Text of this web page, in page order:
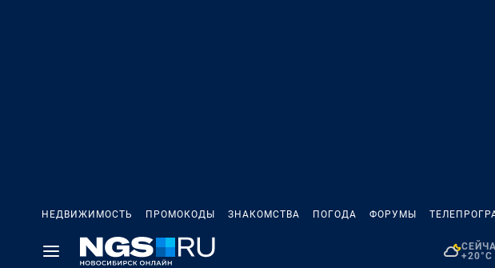
НЕДВИЖИМОСТЬ ПРОМОКОДЫ ЗНАКОМСТВА ПОГОДА ФОРУМЫ
+20°C